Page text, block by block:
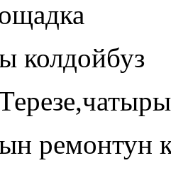
колдойбуз
ремонтун